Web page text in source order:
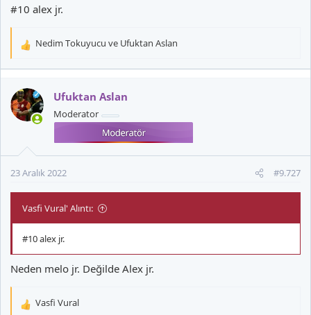
#10 alex jr.
T
k
i
l
Nedim Tokuyucu ve Ufuktan Aslan
Ufuktan Aslan
Moderator
23 Aralık 2022 #9.727
Vasfi Vural' Alıntı:
#10 alex jr.
Neden melo jr. Değilde Alex jr.
T
Vasfi Vural